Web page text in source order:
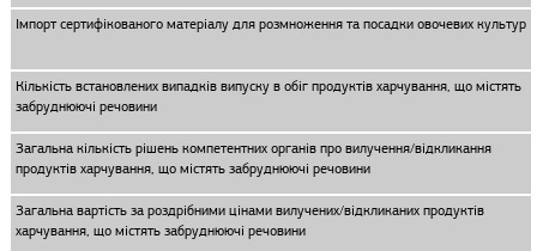
Імпорт сертифікованого матеріалу для розмноження та посадки овочевих культур
Кількість встановлених випадків випуску в обіг продуктів харчування, що містять
забруднюючі речовини
Загальна кількість рішень компетентних органів про вилучення/відкликання
продуктів харчування, що містять забруднюючі речовини
Загальна вартість за роздрібними цінами вилучених/відкликаних продуктів
харчування, що містять забруднюючі речовини